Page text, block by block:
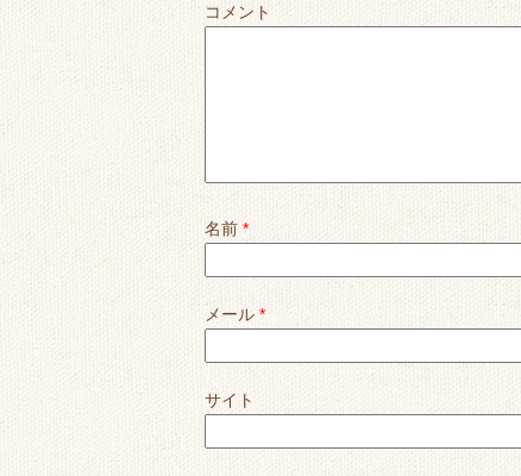
コメント
名前 *
メール *
サイト